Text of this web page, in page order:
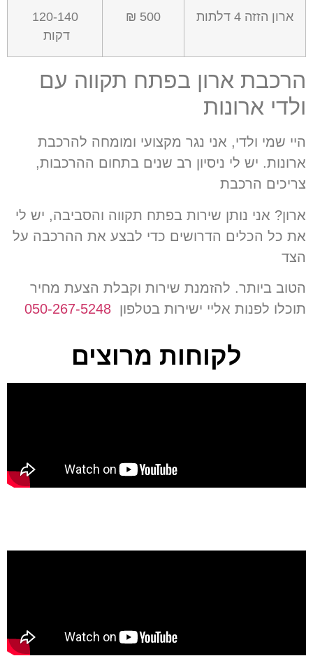
ארון הזזה דלתות 500 ₪
120-140
דקות
הרכבת ארון בפתח תקווה עם
ולדי ארונות
היי שמי ולדי, אני נגר מקצועי ומומחה להרכבת
ארונות. יש לי ניסיון רב שנים בתחום ההרכבות,
צריכים הרכבת
ארון? אני נותן שירות בפתח תקווה והסביבה, יש לי
את כל הכלים הדרושים כדי לבצע את ההרכבה על
הצד
הטוב ביותר. להזמנת שירות וקבלת הצעת מחיר
תוכלו לפנות אליי ישירות בטלפון 050-267-5248
לקוחות מרוצים